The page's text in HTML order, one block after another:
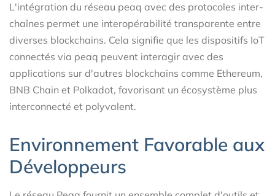
L'intégration du réseau peaq avec des protocoles inter-
chaînes permet une interopérabilité transparente entre
diverses blockchains. Cela signifie que les dispositifs IoT
connectés via peaq peuvent interagir avec des
applications sur d'autres blockchains comme Ethereum,
BNB Chain et Polkadot, favorisant un écosystème plus
interconnecté et polyvalent.
Environnement Favorable aux
Développeurs